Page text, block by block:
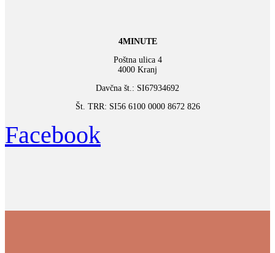
4MINUTE
Poštna ulica 4
4000 Kranj
Davčna št.: SI67934692
Št. TRR: SI56 6100 0000 8672 826
Facebook